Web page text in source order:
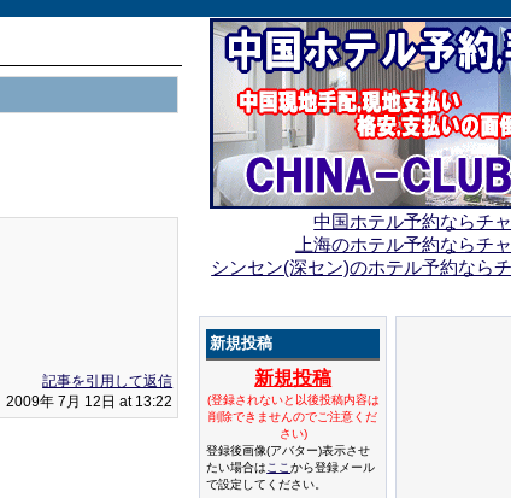
記事を引用して返信
2009年 7月 12日 at 13:22
中国ホテル予約ならチ
上海のホテル予約ならチ
シンセン(深セン)のホテル予約なら
新規投稿
新規投稿
(登録されないと以後投稿内容は
削除できませんのでご注意くだ
さい)
登録後画像(アバター)表示させ
たい場合は ここから登録メール
で設定してください。